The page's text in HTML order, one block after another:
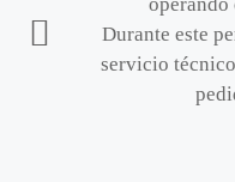
Durante este
servicio